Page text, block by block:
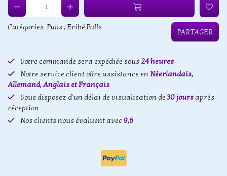
Catégories: Pulls, Eribé Pulls
PARTAGER
Votre commande sera expédiée sous24 heures
Notre service client offre assistance en Néerlandais,
Allemand, Anglais et Français
Vous disposez d'un délai de visualisation de30 jours après
réception
Nos clients nous évaluent avec 9,6